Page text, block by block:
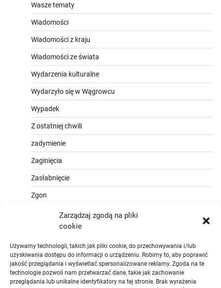
Zarządzaj zgodą na pliki
cookie
Używamy technologii, takich jak pliki cookie, do przechowywania i/lub
uzyskiwania dostępu do informacji o urządzeniu. Robimy to, aby poprawić
jakość przeglądania i wyświetlać spersonalizowane reklamy. Zgoda na te
technologie pozwoli nam przetwarzać dane, takie jak zachowanie
przeglądania lub unikalne identyfikatory na tej stronie. Brak wyrażenia
Wasze tematy
Wiadomości
Wiadomości z kraju
Wiadomości ze świata
Wydarzenia kulturalne
Wydarzyło się w Wągrowcu
Wypadek
Z ostatniej chwili
zadymienie
Zaginięcia
Zasłabnięcie
Zgon